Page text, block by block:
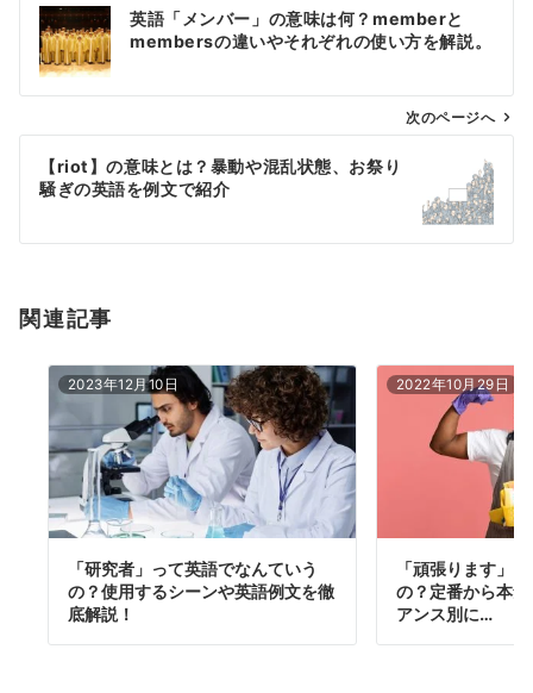
ビ
ン
英語「メンバー」の意味は何？memberと
membersの違いやそれぞれの使い方を解説。
次のページへ
【riot】の意味とは？暴動や混乱状態、お祭り
騒ぎの英語を例文で紹介
関連記事
2023年12月10日
「研究者」って英語でなんていう
の？使用するシーンや英語例文を徹
底解説！
2022年10月29日
「頑張ります」
の？定番から本
アンス別に…